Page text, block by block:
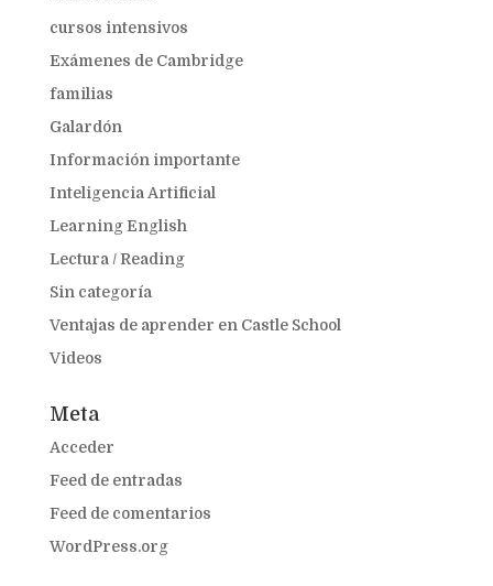
cursos intensivos
Exámenes de Cambridge
familias
Galardón
Información importante
Inteligencia Artificial
Learning English
Lectura / Reading
Sin categoría
Ventajas de aprender en Castle School
Videos
Meta
Acceder
Feed de entradas
Feed de comentarios
WordPress.org